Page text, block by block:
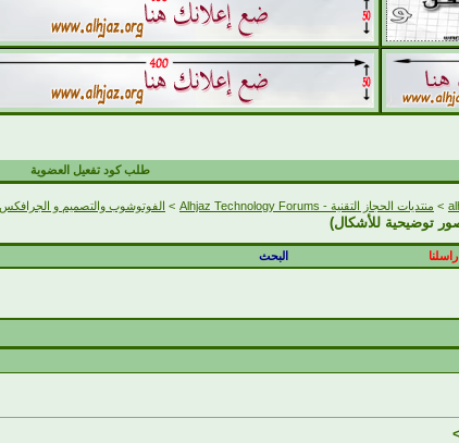
طلب كود تفعيل العضوية
> منتديات الحجاز التقنية - Alhjaz Technology Forums > الفوتوشوب والتصميم و الجرافكس
راسلنا البحث